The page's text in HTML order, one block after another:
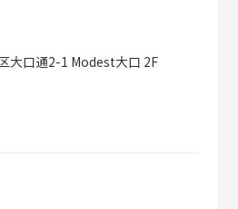
大口通2-1 Modest大口 2F